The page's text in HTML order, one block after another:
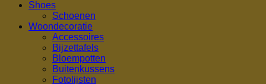
Shoes
Schoenen
Woondecoratie
Accessoires
Bijzettafels
Bloempotten
Buitenkussens
Fotolijsten